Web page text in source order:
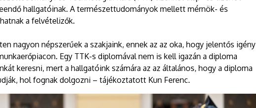
hallgatóinak. A természettudományok mellett mérnök- és
a felvételizők.
nagyon népszerűek a szakjaink, ennek az az oka, hogy jelentős igény
Egy TTK-s diplomával nem is kell igazán a diploma
keresni, mert a hallgatóink számára az az általános, hogy a diploma
hol fognak dolgozni – tájékoztatott Kun Ferenc.